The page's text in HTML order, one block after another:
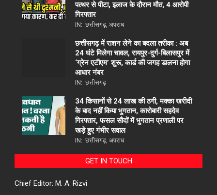
पत्थर से पीटा, इलाज के दौरान मौत, 4 आरोपी
गिरफ्तार
IN: छत्तीसगढ़ अपराध
छत्तीसगढ़ में राशन लेने का बदला तरीका : अब
24 घंटे मिलेगा चावल, रायपुर-दुर्ग-बिलासपुर में
‘ग्रेन एटीएम’ शुरू, कार्ड की जगह डालना होगा
आधार नंबर
IN: छत्तीसगढ़
34 किसानों से 24 लाख की ठगी, मक्का खरीदी
के बाद नहीं किया भुगतान, कारोबारी सहदेव
गिरफ्तार, फसल सौदों में भुगतान प्रणाली पर
खड़े हुए गंभीर सवाल
IN: छत्तीसगढ़ अपराध
GET IN TOUCH
Chief Editor: M. A. Rizvi